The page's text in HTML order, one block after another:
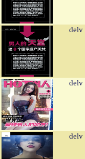
delv
delv
delv